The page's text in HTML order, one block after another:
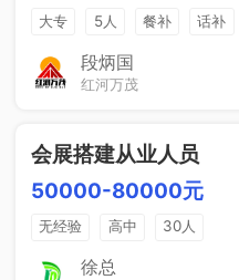
大专 5人 餐补 话补
带薪年假
工作餐
晋升空间
段炳国
红河万茂
会展搭建从业人员
50000-80000元
无经验 高中 30人
徐总